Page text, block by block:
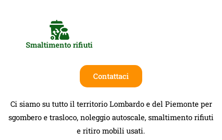
Smaltimento rifiuti
Contattaci
Ci siamo su tutto il territorio Lombardo e del Piemonte per
sgombero e trasloco, noleggio autoscale, smaltimento rifiuti
e ritiro mobili usati.